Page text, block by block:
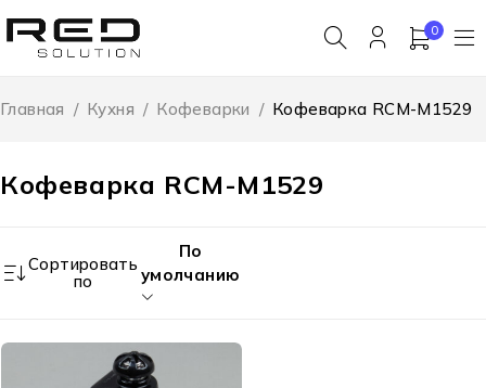
0
Кофеварка RCM-M1529
Главная / Кухня / Кофеварки / Кофеварка RCM-M1529
Сортировать
по
По
умолчанию